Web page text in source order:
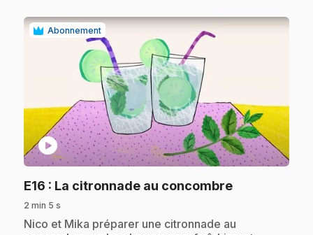
Abonnement
play_circle
E16 : La citronnade au concombre.
2 min 5 s
.Nico et Mika préparer une citronnade au